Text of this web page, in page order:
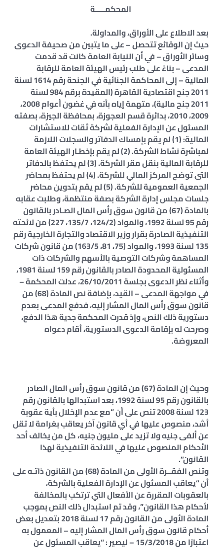
المحكمـــــة
بعد الاطلاع على الأوراق، والمداولة.
حيث إن الوقائع تتحصل – على ما يتبين من صحيفة الدعوى
وسائر الأوراق – في أن النيابة العامة كانت قد قدمت
المدعى – بناءً على طلب رئيس الهيئة العامة للرقابة
المالية – إلى المحاكمة الجنائية في الجنحة رقم 1614 لسنة
2011 جنح اقتصادية القاهرة (المقيدة برقم 984 لسنة
2011 جنح مالية)، متهمة إياه بأنه في غضون أعوام 2008،
2009، 2010، بدائرة قسم العجوزة، بمحافظة الجيزة، بصفته
المسئول عن الإدارة الفعلية لشركة ثقات للاستشارات
المالية: (1) لم يقم بإمساك الدفاتر والسجلات اللازمة
لمباشرة نشاط الشركة. (2) لم يقم بإخطـار الهيئة العامة
للرقابة المالية بنقل مقر الشركة. (3) لم يحتفظ بالدفاتر
التى توضح المركز المالي للشركة. (4) لم يحتفظ بمحاضر
الجمعية العمومية للشركة. (5) لم يقم بتدوين محاضر
جلسات مجلس إدارة الشركة بصفة منتظمة، وطلبت عقابه
بالمادة (67) من قانون سوق رأس المال الصـادر بالقانون
رقم 95 لسنة 1992، والمواد (124/2، 135/7، 227) من لائحته
التنفيذية الصادرة بقرار وزير الاقتصاد والتجارة الخارجية رقم
135 لسنة 1993، والمواد (75، 81، 163/5) من قانون شركات
المساهمة وشركات التوصية بالأسهم والشركات ذات
المسئولية المحدودة الصادر بالقانون رقم 159 لسنة 1981،
وأثناء نظر الدعوى بجلسة 26/10/2011، عدلت المحكمة –
في مواجهة المدعى – القيد، بإضافة نص المادة (68) من
قانون سوق رأس المال المشار إليه، فدفع المدعى بعدم
دستورية ذلك النص، وإذ قدرت المحكمة جدية هذا الدفع،
وصرحت له بإقامة الدعوى الدستورية، أقام دعواه
المعروضة.
وحيث إن المادة (67) من قانون سوق رأس المال الصادر
بالقانون رقم 95 لسنة 1992، بعد استبدالها بالقانون رقم
123 لسنة 2008 تنص على أن “مع عدم الإخلال بأية عقوبة
أشد، منصوص عليها في أي قانون آخر يعاقب بغرامة لا تقل
عن ألفى جنيه ولا تزيد على مليون جنيه، كل من يخالف أحد
الأحكام المنصوص عليها في اللائحة التنفيذية لهذا
القانون”.
وتنص الفقــرة الأولى من المادة (68) من القانون ذاتـه على
أن “يعاقب المسئول عن الإدارة الفعلية بالشركة،
بالعقوبات المقررة عن الأفعال التي ترتكب بالمخالفة
لأحكام هذا القانون”، وقد تم استبدال ذلك النص بموجب
المادة الأولى من القانون رقم 17 لسنة 2018 بتعديل بعض
أحكام قانون سوق رأس المال المشار إليه – المعمول به
اعتبارًا من 15/3/2018 – ليصير : “يعاقب المسئول عن